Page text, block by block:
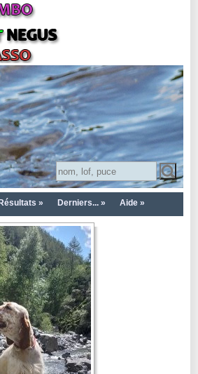
Résultats » Derniers... » Aide »